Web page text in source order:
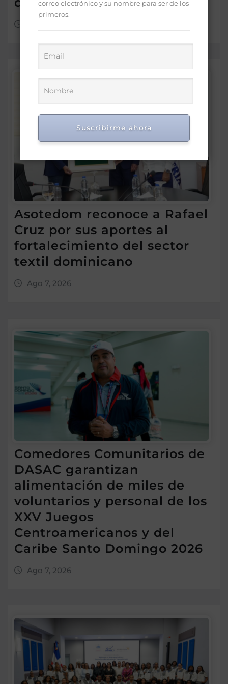
Asotedom reconoce a Rafael
Cruz por sus aportes al
fortalecimiento del sector
textil dominicano
Ago 7, 2026
Comedores Comunitarios de
DASAC garantizan
alimentación de miles de
voluntarios y personal de los
XXV Juegos
Centroamericanos y del
Caribe Santo Domingo 2026
Ago 7, 2026
correo electrónico y su nombre para ser de los
primeros.
Suscribirme ahora